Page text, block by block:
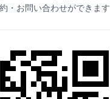
・お問い合わせができます